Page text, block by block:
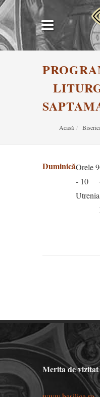
Acasă
DuminicăOrele 9
- 10
Utrenia
Merita de vizitat